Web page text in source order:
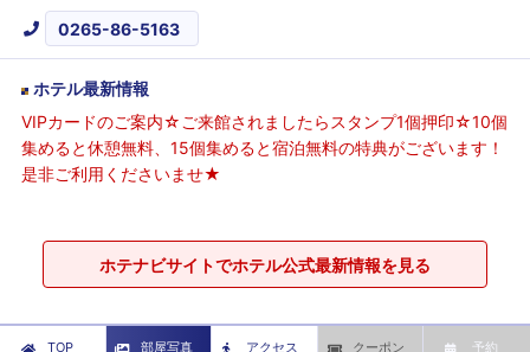
0265-86-5163
ホテル最新情報
VIPカードのご案内☆ご来館されましたらスタンプ1個押印☆10個
集めると休憩無料、15個集めると宿泊無料の特典がございます！
是非ご利用くださいませ★
ホテナビサイトでホテル公式最新情報を見る
TOP 部屋写真 アクセス クーポン 予約